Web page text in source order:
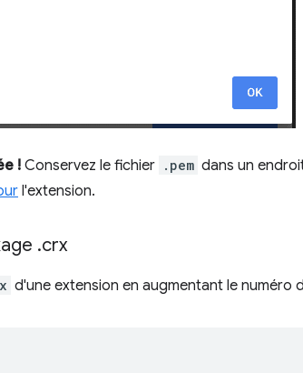
!Conservez le fichier .pem dans un
l'extension.
.crx
d'une extension en augmentant le numéro